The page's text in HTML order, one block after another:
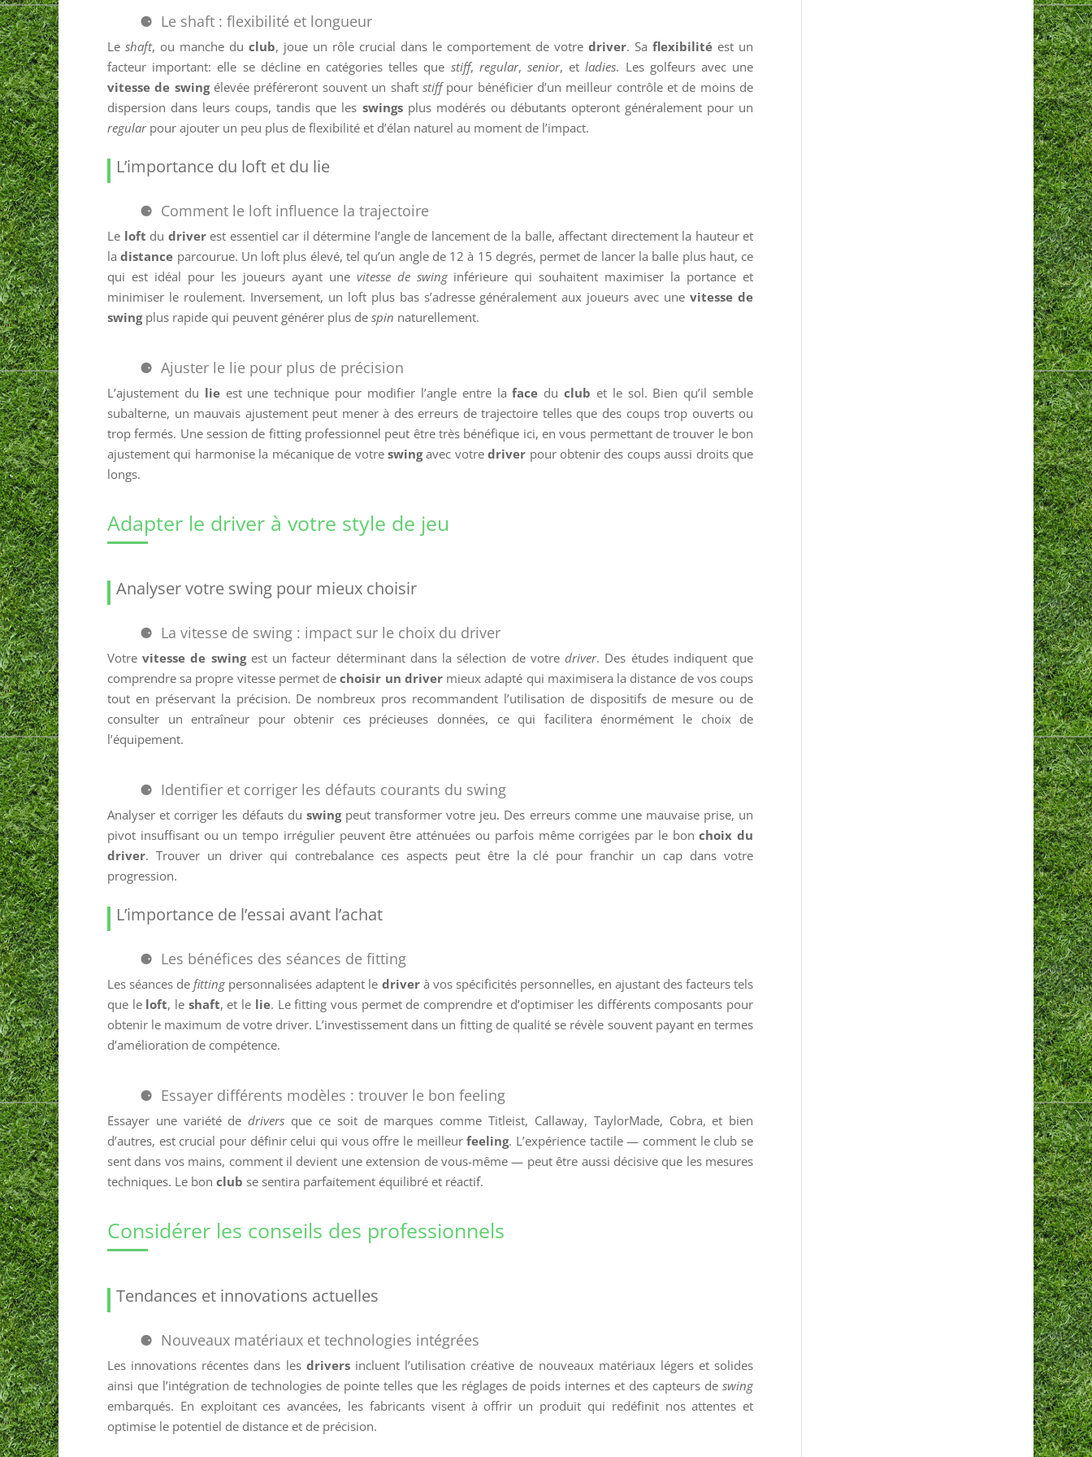
Le shaft : flexibilité et longueur
Leshaft, ou manche duclub, joue un rôle crucial dans le comportement de votredriver. Saflexibilité est un
facteur important: elle se décline en catégories telles que stiff, regular,senior, etladies. Les golfeurs avec une
vitesse de swingélevée préféreront souvent un shaft stiffpour bénéficier d’un meilleur contrôle et de moins de
dispersion dans leurs coups, tandis que les swingsplus modérés ou débutants opteront généralement pour un
regularpour ajouter un peu plus de flexibilité et d’élan naturel au moment de l’impact.
L’importance du loft et du lie
Comment le loft influence la trajectoire
Le loft du driverest essentiel car il détermine l’angle de lancement de la balle, affectant directement la hauteur et
ladistance parcourue. Un loft plus élevé, tel qu’un angle de 12 à 15 degrés, permet de lancer la balle plus haut, ce
qui est idéal pour les joueurs ayant une vitesse de swinginférieure qui souhaitent maximiser la portance et
minimiser le roulement. Inversement, un loft plus bas s’adresse généralement aux joueurs avec unevitesse de
swingplus rapide qui peuvent générer plus de spin naturellement.
Ajuster le lie pour plus de précision
L’ajustement du lieest une technique pour modifier l’angle entre laface duclub et le sol. Bien qu’il semble
subalterne, un mauvais ajustement peut mener à des erreurs de trajectoire telles que des coups trop ouverts ou
trop fermés. Une session de fitting professionnel peut être très bénéfique ici, en vous permettant de trouver le bon
ajustement qui harmonise la mécanique de votre swingavec votredriver pour obtenir des coups aussi droits que
longs.
Adapter le driver à votre style de jeu
Analyser votre swing pour mieux choisir
La vitesse de swing : impact sur le choix du driver
Votrevitesse de swingest un facteur déterminant dans la sélection de votredriver. Des études indiquent que
comprendre sa propre vitesse permet dechoisir un drivermieux adapté qui maximisera la distance de vos coups
tout en préservant la précision. De nombreux pros recommandent l’utilisation de dispositifs de mesure ou de
consulter un entraîneur pour obtenir ces précieuses données, ce qui facilitera énormément le choix de
l’équipement.
Identifier et corriger les défauts courants du swing
Analyser et corriger les défauts du swingpeut transformer votre jeu. Des erreurs comme une mauvaise prise, un
pivot insuffisant ou un tempo irrégulier peuvent être atténuées ou parfois même corrigées par le bonchoix du
driver. Trouver un driver qui contrebalance ces aspects peut être la clé pour franchir un cap dans votre
progression.
L’importance de l’essai avant l’achat
Les bénéfices des séances de fitting
Les séances de fitting personnalisées adaptent le driverà vos spécificités personnelles, en ajustant des facteurs tels
que le loft, le shaft, et le lie. Le fitting vous permet de comprendre et d’optimiser les différents composants pour
obtenir le maximum de votre driver. L’investissement dans un fitting de qualité se révèle souvent payant en termes
d’amélioration de compétence.
Essayer différents modèles : trouver le bon feeling
Essayer une variété dedrivers que ce soit de marques comme Titleist, Callaway, TaylorMade, Cobra, et bien
d’autres, est crucial pour définir celui qui vous offre le meilleurfeeling. L’expérience tactile — comment le club se
sent dans vos mains, comment il devient une extension de vous-même — peut être aussi décisive que les mesures
techniques. Le bon club se sentira parfaitement équilibré et réactif.
Considérer les conseils des professionnels
Tendances et innovations actuelles
Nouveaux matériaux et technologies intégrées
Les innovations récentes dans les driversincluent l’utilisation créative de nouveaux matériaux légers et solides
ainsi que l’intégration de technologies de pointe telles que les réglages de poids internes et des capteurs deswing
embarqués. En exploitant ces avancées, les fabricants visent à offrir un produit qui redéfinit nos attentes et
optimise le potentiel de distance et de précision.